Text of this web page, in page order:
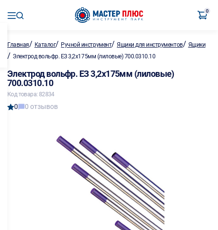
0
Главная/ Каталог/ Ручной инструмент/Ящики для инструментов/ Ящики
/ Электрод вольфр. ЕЗ 3,2х175мм (лиловые) 700.0310.10
Электрод вольфр. ЕЗ 3,2х175мм (лиловые)
700.0310.10
Код товара: 82834
0 0 отзывов